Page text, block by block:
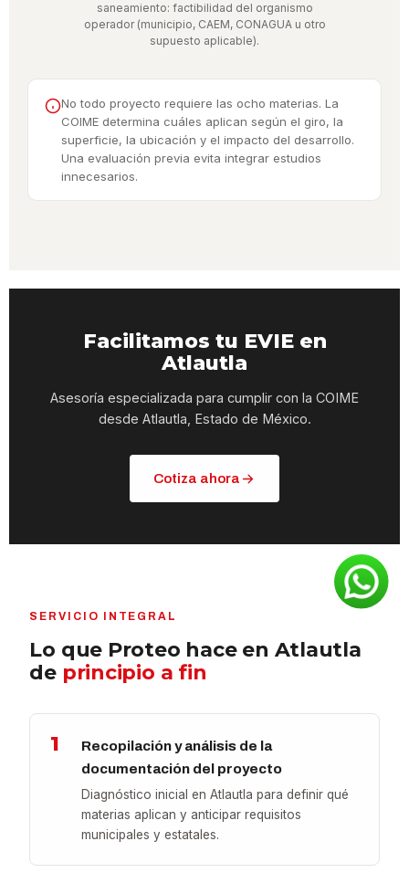
saneamiento: factibilidad del organismo
operador (municipio, CAEM, CONAGUA u otro
supuesto aplicable).
No todo proyecto requiere las ocho materias. La
COIME determina cuáles aplican según el giro, la
superficie, la ubicación y el impacto del desarrollo.
Una evaluación previa evita integrar estudios
innecesarios.
Facilitamos tu EVIE en
Atlautla
Asesoría especializada para cumplir con la COIME
desde Atlautla, Estado de México.
Cotiza ahora
SERVICIO INTEGRAL
Lo que Proteo hace en Atlautla
de principio a fin
1
Recopilación y análisis de la
documentación del proyecto
Diagnóstico inicial en Atlautla para definir qué
materias aplican y anticipar requisitos
municipales y estatales.